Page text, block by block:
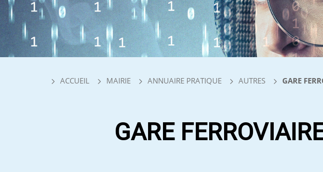
ACCUEIL MAIRIE ANNUAIRE PRATIQUE AUTRES GARE
GARE